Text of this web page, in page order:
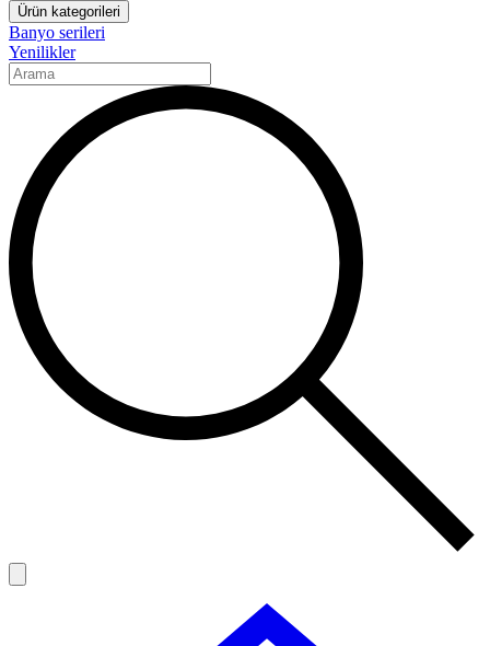
Ürün kategorileri
Banyo serileri
Yenilikler